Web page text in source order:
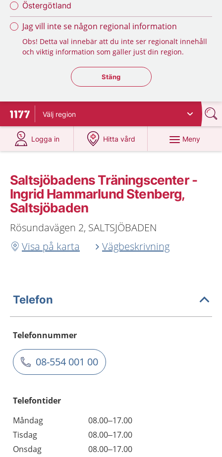
Östergötland
Jag vill inte se någon regional information
Obs! Detta val innebär att du inte ser regionalt innehåll
och viktig information som gäller just din region.
Stäng regionsväljaren
Stäng
Till startsidan för 1177
Välj region
Logga in
på 1177.se
Hitta vård
på 1177.se
Meny
Saltsjöbadens Träningscenter -
Ingrid Hammarlund Stenberg,
Saltsjöbaden
Rösundavägen 2, SALTSJÖBADEN
Visa på karta
Vägbeskrivning
Telefon
Telefonnummer
08-554 001 00
Telefontider
Måndag
08.00–17.00
Tisdag
08.00–17.00
Onsdag
08.00–17.00